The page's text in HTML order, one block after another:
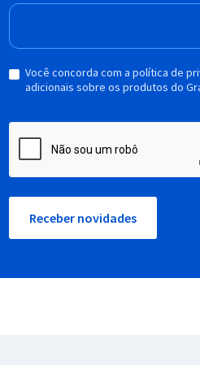
Você concorda com a política de
adicionais sobre os produtos do
Receber novidades